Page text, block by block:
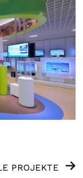
PROJEKTE